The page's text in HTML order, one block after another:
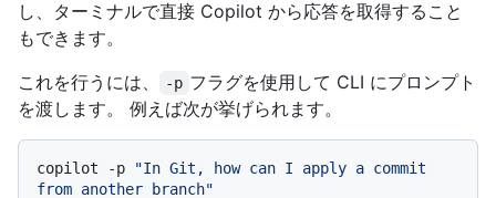
し、ターミナルで直接 Copilot から応答を取得すること
もできます。
これを行うには、
-p フラグを使用して CLI にプロンプト
を渡します。 例えば次が挙げられます。
copilot -p
"In Git, how can I apply a commit
from another branch"